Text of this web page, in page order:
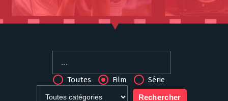
Toutes Film Série